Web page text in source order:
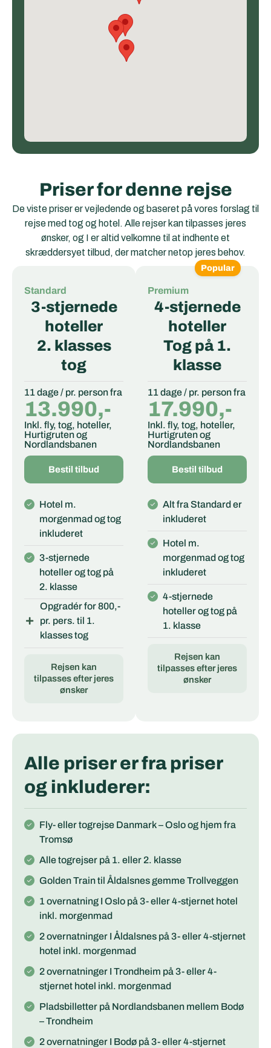
Priser for denne rejse
De viste priser er vejledende og baseret på vores forslag til
rejse med tog og hotel. Alle rejser kan tilpasses jeres
ønsker, og I er altid velkomne til at indhente et
skræddersyet tilbud, der matcher netop jeres behov.
Standard
3-stjernede
hoteller
2. klasses
tog
11 dage / pr. person fra
13.990,-
Inkl. fly, tog, hoteller,
Hurtigruten og
Nordlandsbanen
Bestil tilbud
Hotel m.
morgenmad og tog
inkluderet
3-stjernede
hoteller og tog på
2. klasse
Opgradér for 800,-
pr. pers. til 1.
klasses tog
Rejsen kan
tilpasses efter jeres
ønsker
Premium
4-stjernede
hoteller
Tog på 1.
klasse
11 dage / pr. person fra
17.990,-
Inkl. fly, tog, hoteller,
Hurtigruten og
Nordlandsbanen
Bestil tilbud
Alt fra Standard er
inkluderet
Hotel m.
morgenmad og tog
inkluderet
4-stjernede
hoteller og tog på
1. klasse
Rejsen kan
tilpasses efter jeres
ønsker
Popular
Alle priser er fra priser
og inkluderer:
Fly- eller togrejse Danmark – Oslo og hjem fra
Tromsø
Alle togrejser på 1. eller 2. klasse
Golden Train til Åldalsnes gemme Trollveggen
1 overnatning I Oslo på 3- eller 4-stjernet hotel
inkl. morgenmad
2 overnatninger I Åldalsnes på 3- eller 4-stjernet
hotel inkl. morgenmad
2 overnatninger I Trondheim på 3- eller 4-
stjernet hotel inkl. morgenmad
Pladsbilletter på Nordlandsbanen mellem Bodø
– Trondheim
2 overnatninger I Bodø på 3- eller 4-stjernet